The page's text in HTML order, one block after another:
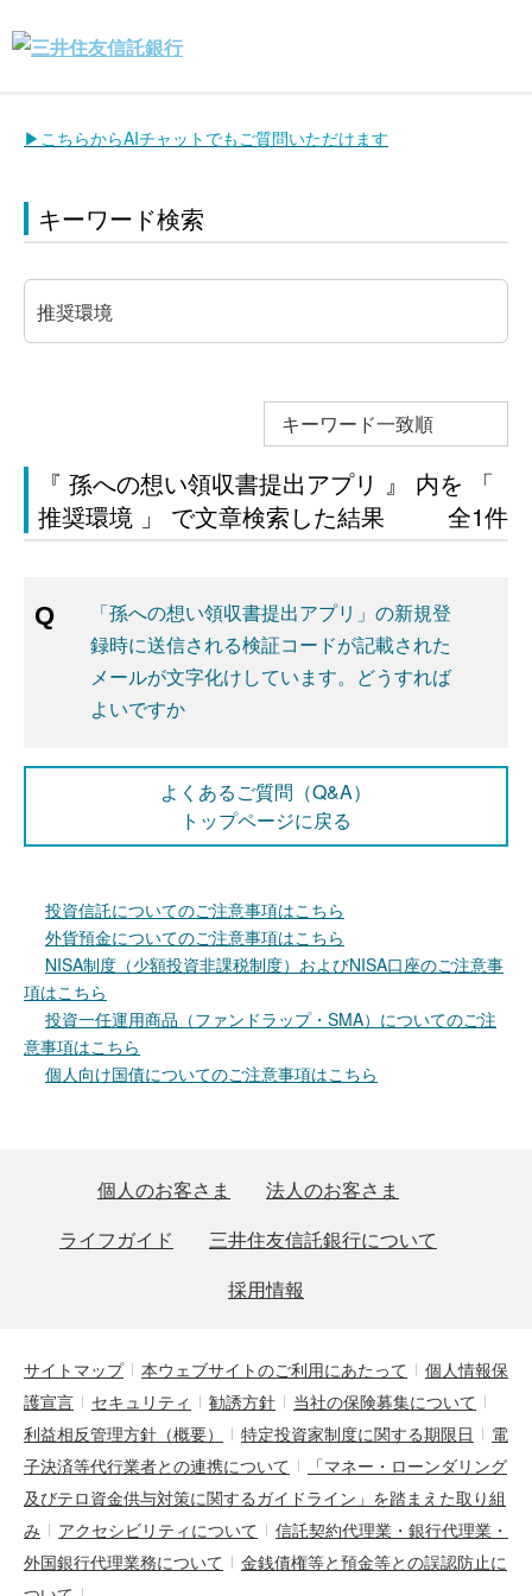
▶こちらからAIチャットでもご質問いただけます
キーワード検索
キーワード一致順
『 孫への想い領収書提出アプリ 』 内を 「
推奨環境 」 で文章検索した結果
全1件
「孫への想い領収書提出アプリ」の新規登
録時に送信される検証コードが記載された
メールが文字化けしています。どうすれば
よいですか
よくあるご質問（Q&A）
トップページに戻る
投資信託についてのご注意事項はこちら
外貨預金についてのご注意事項はこちら
NISA制度（少額投資非課税制度）およびNISA口座のご注意事
項はこちら
投資一任運用商品（ファンドラップ・SMA）についてのご注
意事項はこちら
個人向け国債についてのご注意事項はこちら
個人のお客さま
法人のお客さま
ライフガイド
三井住友信託銀行について
採用情報
サイトマップ 本ウェブサイトのご利用にあたって
個人情報保
護宣言
セキュリティ 勧誘方針
当社の保険募集について
利益相反管理方針（概要）
特定投資家制度に関する期限日
電
子決済等代行業者との連携について
「マネー・ローンダリング
及びテロ資金供与対策に関するガイドライン」を踏まえた取り組
み
アクセシビリティについて
信託契約代理業・銀行代理業・
外国銀行代理業務について
金銭債権等と預金等との誤認防止に